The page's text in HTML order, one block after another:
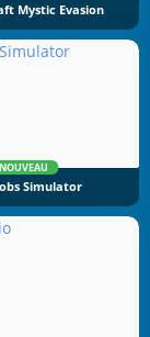
Mystic Evasion
NOUVEAU
Simulator